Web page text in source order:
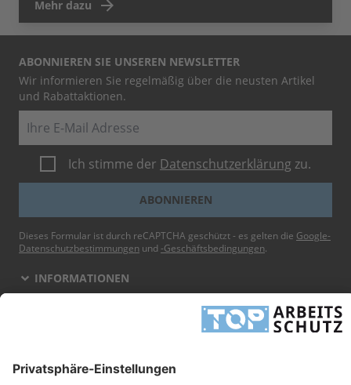
Mehr dazu
ABONNIEREN SIE UNSEREN NEWSLETTER
Wir informieren Sie regelmäßig über die neusten Artikel
und Rabattaktionen.
Ich stimme der Datenschutzerklärung zu.
ABONNIEREN
Dieses Formular ist durch reCAPTCHA geschützt - es gelten die Google-
Datenschutzbestimmungen und -Geschäftsbedingungen.
INFORMATIONEN
Grashofstr. 3